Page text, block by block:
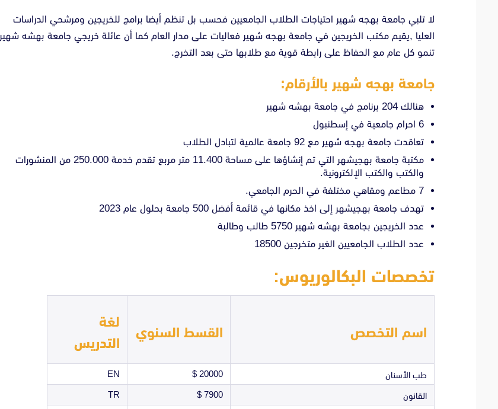
لا تلبي جامعة بهجه شهير احتياجات الطلاب الجامعيين فحسب بل تنظم أيضا برامج للخريجين ومرشحي الدراسات
العليا ,يقيم مكتب الخريجين في جامعة بهجه شهير فعاليات على مدار العام كما أن عائلة خريجي جامعة بهشه شهير
تنمو كل عام مع الحفاظ على رابطة قوية مع طلابها حتى بعد التخرج.
جامعة بهجه شهير بالأرقام:
هنالك 204 برنامج في جامعة بهشه شهير
6 احرام جامعية في إسطنبول
تعاقدت جامعة بهجه شهير مع 92 جامعة عالمية لتبادل الطلاب
مكتبة جامعة بهجيشهر التي تم إنشاؤها على مساحة 11.400 متر مربع تقدم خدمة 250.000 من المنشورات
والكتب والكتب الإلكترونية.
7 مطاعم ومقاهي مختلفة في الحرم الجامعي.
تهدف جامعة بهجيشهر إلى اخذ مكانها في قائمة أفضل 500 جامعة بحلول عام 2023
عدد الخريجين بجامعة بهشه شهير 5750 طالب وطالبة
عدد الطلاب الجامعيين الغير متخرجين 18500
تخصصات البكالوريوس:
اسم التخصص القسط السنوي
لغة
التدريس
طب الأسنان 20000 $
EN
القانون 7900 $
TR